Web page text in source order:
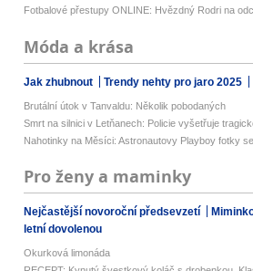
Fotbalové přestupy ONLINE: Hvězdný Rodri na
Móda a krása
Jak zhubnout Trendy nehty pro jaro 2025
Brutální útok v Tanvaldu: Několik pobodaných
Smrt na silnici v Letňanech: Policie vyšetřuje
Nahotinky na Měsíci: Astronautovy Playboy fotky
Pro ženy a maminky
Nejčastější novoroční předsevzetí
letní dovolenou
Okurková limonáda